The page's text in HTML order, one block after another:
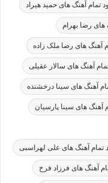
تمام آهنگ های حمید هیراد
های رضا بهرام
آهنگ های رضا ملک زاده
تمام آهنگ های سالار عقیلی
آهنگ های سینا درخشنده
آهنگ های سینا پارسیان
تمام آهنگ های علی لهراسبی
آهنگ های فرزاد فرخ